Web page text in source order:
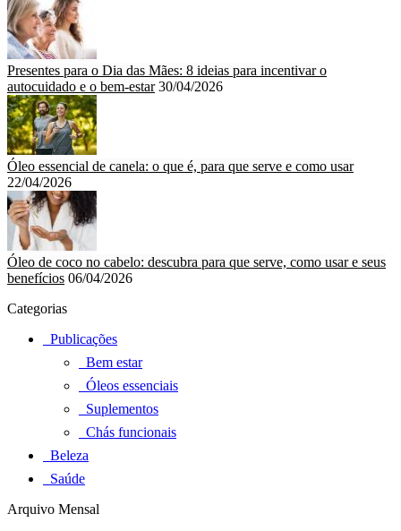
Presentes para o Dia das Mães: 8 ideias para incentivar o
autocuidado e o bem-estar 30/04/2026
Óleo essencial de canela: o que é, para que serve e como usar
22/04/2026
Óleo de coco no cabelo: descubra para que serve, como usar e seus
benefícios 06/04/2026
Categorias
Publicações
Bem estar
Óleos essenciais
Suplementos
Chás funcionais
Beleza
Saúde
Arquivo Mensal